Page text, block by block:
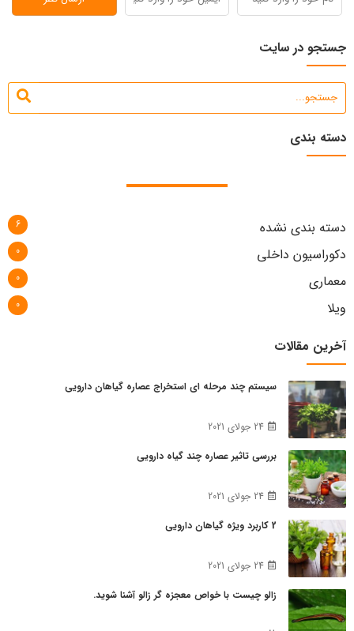
جستجو در سایت
دسته بندی
دسته بندی نشده 6
دکوراسیون داخلی 0
معماری 0
ویلا 0
آخرین مقالات
سیستم چند مرحله ای استخراج عصاره گیاهان دارویی
24 جولای 2021
بررسي تاثير عصاره چند گياه دارويي
24 جولای 2021
2 کاربرد ویژه گیاهان دارویی
24 جولای 2021
زالو چیست با خواص معجزه گر زالو آشنا شوید.